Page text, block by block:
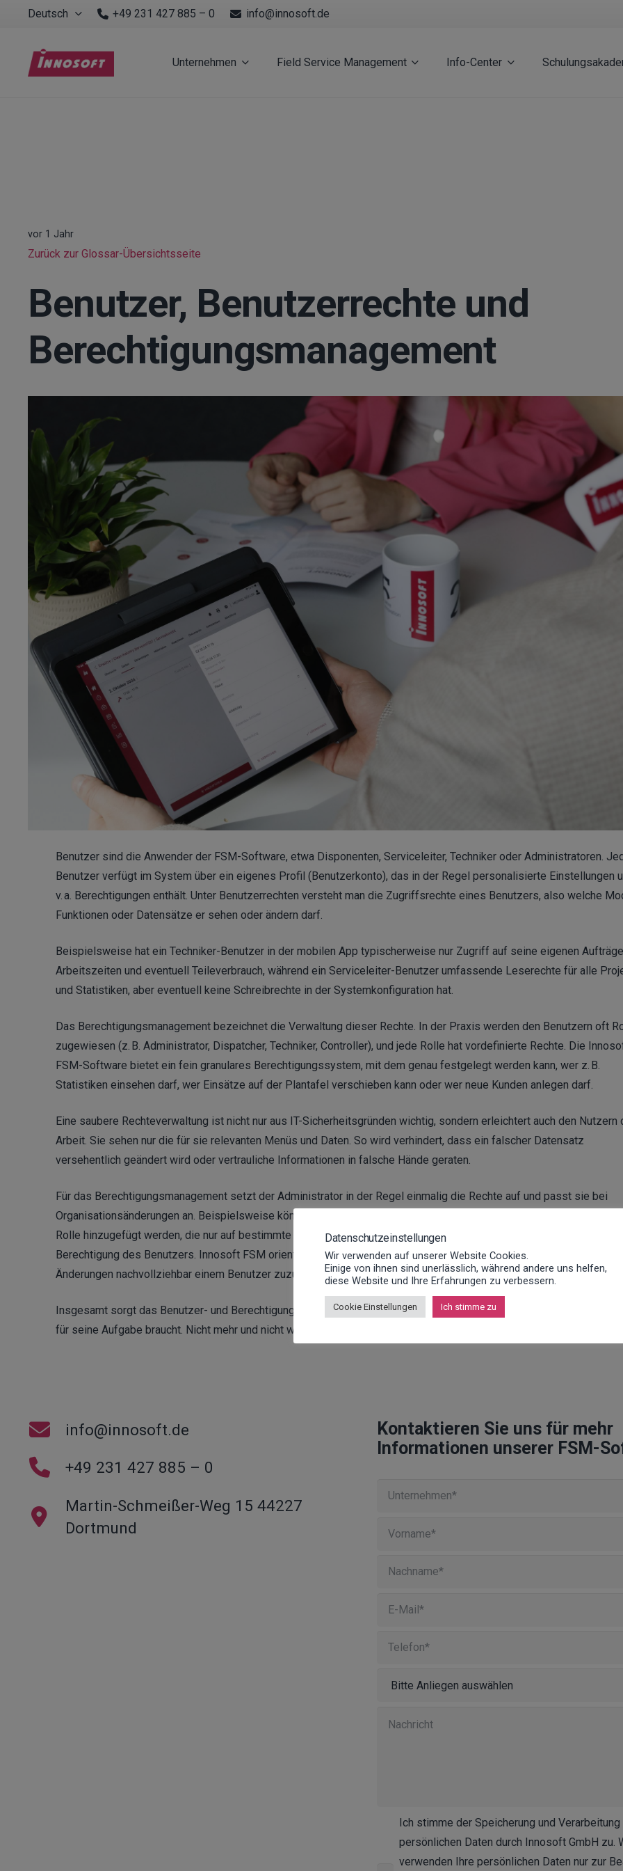
Deutsch +49 231 427 885 – 0 info@innosoft.de
Unternehmen Field Service Management Info-Center
vor 1 Jahr
Zurück zur Glossar-Übersichtsseite
Benutzer, Benutzerrechte und
Berechtigungsmanagement
Benutzer sind die Anwender der FSM-Software, etwa Disponenten, Serviceleiter, Techniker oder Administratoren.
Benutzer verfügt im System über ein eigenes Profil (Benutzerkonto), das in der Regel personalisierte Einstellungen
v. a. Berechtigungen enthält. Unter Benutzerrechten versteht man die Zugriffsrechte eines Benutzers, also welche
Funktionen oder Datensätze er sehen oder ändern darf.
Beispielsweise hat ein Techniker-Benutzer in der mobilen App typischerweise nur Zugriff auf seine eigenen
Arbeitszeiten und eventuell Teileverbrauch, während ein Serviceleiter-Benutzer umfassende Leserechte für alle
und Statistiken, aber eventuell keine Schreibrechte in der Systemkonfiguration hat.
Das Berechtigungsmanagement bezeichnet die Verwaltung dieser Rechte. In der Praxis werden den Benutzern oft
zugewiesen (z. B. Administrator, Dispatcher, Techniker, Controller), und jede Rolle hat vordefinierte Rechte. Die
FSM-Software bietet ein fein granulares Berechtigungssystem, mit dem genau festgelegt werden kann, wer z. B.
Statistiken einsehen darf, wer Einsätze auf der Plantafel verschieben kann oder wer neue Kunden anlegen darf.
Eine saubere Rechteverwaltung ist nicht nur aus IT-Sicherheitsgründen wichtig, sondern erleichtert auch den Nutzern
Arbeit. Sie sehen nur die für sie relevanten Menüs und Daten. So wird verhindert, dass ein falscher Datensatz
versehentlich geändert wird oder vertrauliche Informationen in falsche Hände geraten.
Für das Berechtigungsmanagement setzt der Administrator in der Regel einmalig die Rechte auf und passt sie bei
Organisationsänderungen an. Beispielsweise könnte bei einer neuen Außendienst-Niederlassung eine weitere
Rolle hinzugefügt werden, die nur auf bestimmte regionale Aufträge zugreifen kann. Das System prüft bei jeder
Berechtigung des Benutzers. Innosoft FSM orientiert sich hierbei an Best Practices der IT-Sicherheit und erlaubt es,
Änderungen nachvollziehbar einem Benutzer zuzuordnen (Stichwort: Audit Trail).
Insgesamt sorgt das Benutzer- und Berechtigungsmanagement dafür, dass jeder Nutzer genau die Funktionen hat, die
für seine Aufgabe braucht. Nicht mehr und nicht weniger.
info@innosoft.de
+49 231 427 885 – 0
Martin-Schmeißer-Weg 15 44227
Dortmund
Kontaktieren Sie uns für mehr
Informationen unserer FSM-
Ich stimme der Speicherung und
persönlichen Daten durch Innosoft GmbH zu.
verwenden Ihre persönlichen Daten nur zur
Datenschutzeinstellungen
Wir verwenden auf unserer Website Cookies.
Einige von ihnen sind unerlässlich, während andere uns helfen,
diese Website und Ihre Erfahrungen zu verbessern.
Cookie Einstellungen Ich stimme zu